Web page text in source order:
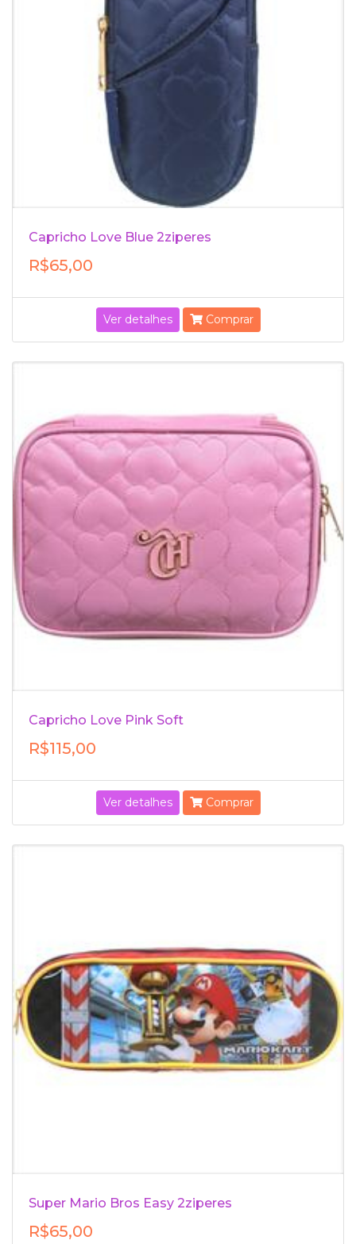
Capricho Love Blue 2ziperes
R$65,00
Ver detalhes Comprar
Capricho Love Pink Soft
R$115,00
Ver detalhes Comprar
Super Mario Bros Easy 2ziperes
R$65,00